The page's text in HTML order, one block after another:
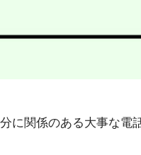
に関係のある大事な